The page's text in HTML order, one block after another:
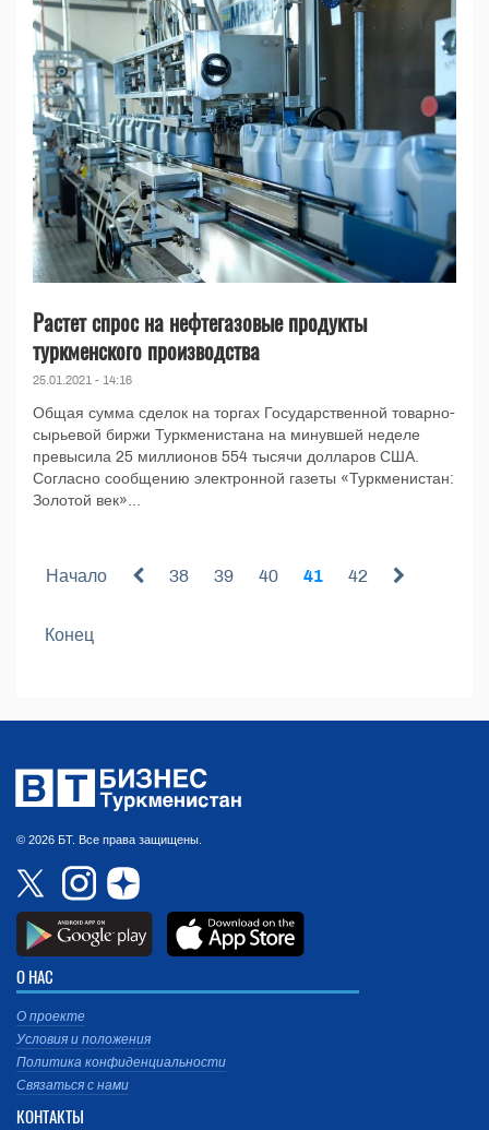
Растет спрос на нефтегазовые продукты
туркменского производства
25.01.2021 - 14:16
Общая сумма сделок на торгах Государственной товарно-
сырьевой биржи Туркменистана на минувшей неделе
превысила 25 миллионов 554 тысячи долларов США.
Согласно сообщению электронной газеты «Туркменистан:
Золотой век»...
Начало 38 39 40 41 42
Конец
© 2026 БТ. Все права защищены.
О НАС
О проекте
Условия и положения
Политика конфиденциальности
Связаться с нами
КОНТАКТЫ